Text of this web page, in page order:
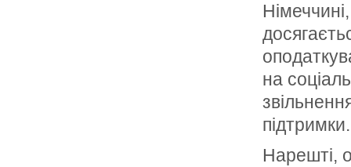
на
підтримки.
Нарешті,